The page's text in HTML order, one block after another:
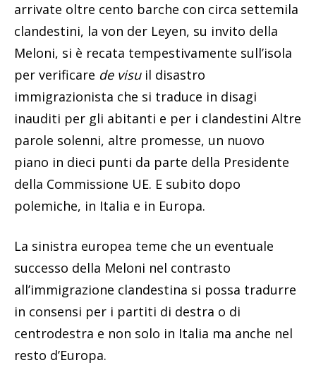
arrivate oltre cento barche con circa settemila
clandestini, la von der Leyen, su invito della
Meloni, si è recata tempestivamente sull’isola
per verificare de visuil disastro
immigrazionista che si traduce in disagi
inauditi per gli abitanti e per i clandestini Altre
parole solenni, altre promesse, un nuovo
piano in dieci punti da parte della Presidente
della Commissione UE. E subito dopo
polemiche, in Italia e in Europa.
La sinistra europea teme che un eventuale
successo della Meloni nel contrasto
all’immigrazione clandestina si possa tradurre
in consensi per i partiti di destra o di
centrodestra e non solo in Italia ma anche nel
resto d’Europa.